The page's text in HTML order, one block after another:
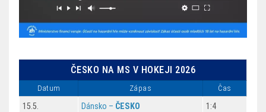
ČESKO NA MS V HOKEJI 2026
Datum Zápas Čas
15.5. Dánsko – ČESKO 1:4